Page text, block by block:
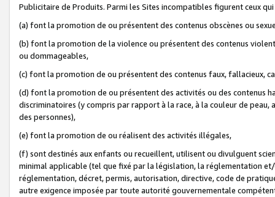
Publicitaire de Produits. Parmi les Sites incompatibles figurent ceux
(a) font la promotion de ou présentent des contenus obscènes ou
(b) font la promotion de la violence ou présentent des contenus
ou dommageables,
(c) font la promotion de ou présentent des contenus faux, fallacieux,
(d) font la promotion de ou présentent des activités ou des contenus
discriminatoires (y compris par rapport à la race, à la couleur de
des personnes),
(e) font la promotion de ou réalisent des activités illégales,
(f) sont destinés aux enfants ou recueillent, utilisent ou divulguent
minimal applicable (tel que fixé par la législation, la réglementation
réglementation, décret, permis, autorisation, directive, code de
autre exigence imposée par toute autorité gouvernementale